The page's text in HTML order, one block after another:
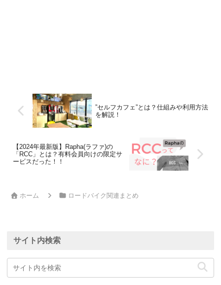
”セルフカフェ”とは？仕組みや利用方法
を解説！
【2024年最新版】Rapha(ラファ)の
「RCC」とは？有料会員向けの限定サ
ービスだった！！
ホーム ロードバイク関連まとめ
サイト内検索